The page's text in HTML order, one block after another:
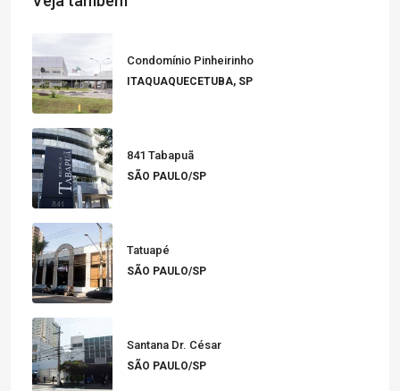
Condomínio Pinheirinho
ITAQUAQUECETUBA, SP
841 Tabapuã
SÃO PAULO/SP
Tatuapé
SÃO PAULO/SP
Santana Dr. César
SÃO PAULO/SP